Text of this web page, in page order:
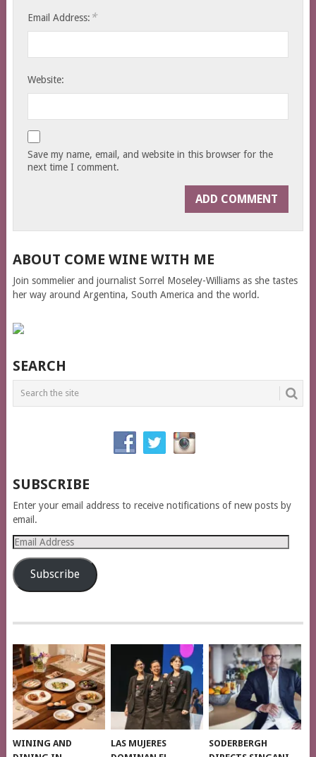
Email Address: *
Website:
Save my name, email, and website in this browser for the
next time I comment.
ABOUT COME WINE WITH ME
Join sommelier and journalist Sorrel Moseley-Williams as she tastes
her way around Argentina, South America and the world.
SEARCH
SUBSCRIBE
Enter your email address to receive notifications of new posts by
email.
Email
Address
Subscribe
WINING AND
LAS MUJERES
SODERBERGH